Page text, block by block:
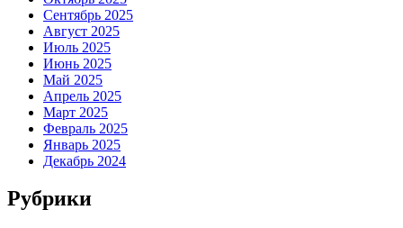
Сентябрь 2025
Август 2025
Июль 2025
Июнь 2025
Май 2025
Апрель 2025
Март 2025
Февраль 2025
Январь 2025
Декабрь 2024
Рубрики